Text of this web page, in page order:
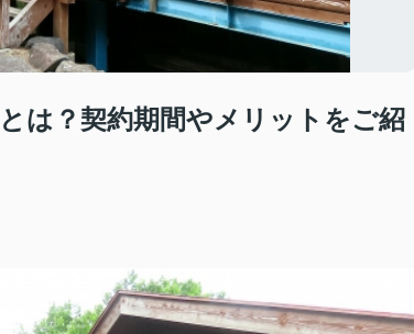
は？契約期間やメリットをご紹